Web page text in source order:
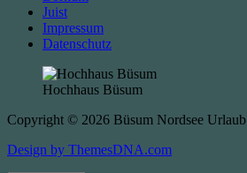
Juist
Impressum
Datenschutz
Hochhaus Büsum
Copyright © 2026 Büsum Nordsee Urlaub
Design by ThemesDNA.com